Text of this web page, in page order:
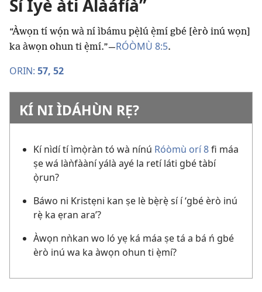
Sí Ìyè àti Àlàáfíà”
“Àwọn tí wọ́n wà ní ìbámu pẹ̀lú ẹ̀mí gbé [èrò inú wọn]
ka àwọn ohun ti ẹ̀mí.”​—RÓÒMÙ 8:5.
ORIN: 57, 52
KÍ NI ÌDÁHÙN RẸ?
Kí nìdí tí ìmọ̀ràn tó wà nínú Róòmù orí 8fi máa
ṣe wá làǹfààní yálà ayé la retí láti gbé tàbí
ọ̀run?
Báwo ni Kristẹni kan ṣe lè bẹ̀rẹ̀ sí í ‘gbé èrò inú
rẹ̀ ka ẹran ara’?
Àwọn nǹkan wo ló yẹ ká máa ṣe tá a bá ń gbé
èrò inú wa ka àwọn ohun ti ẹ̀mí?